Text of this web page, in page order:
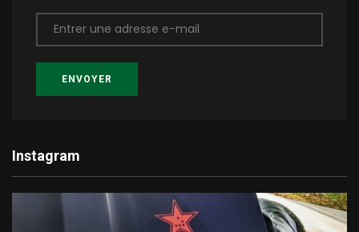
Entrer une adresse e-mail
ENVOYER
Instagram